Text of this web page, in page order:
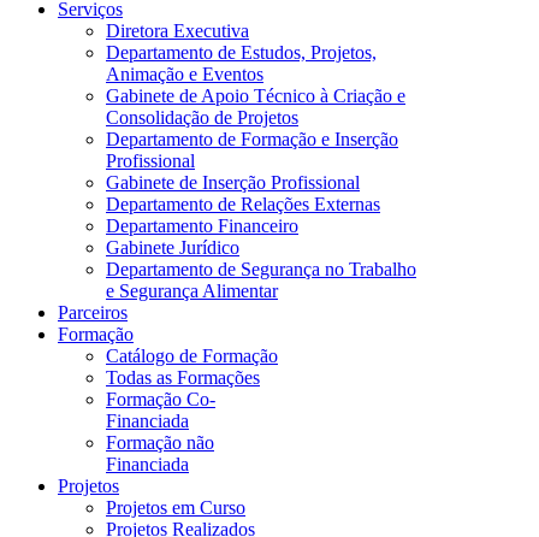
Serviços
Diretora Executiva
Departamento de Estudos, Projetos,
Animação e Eventos
Gabinete de Apoio Técnico à Criação e
Consolidação de Projetos
Departamento de Formação e Inserção
Profissional
Gabinete de Inserção Profissional
Departamento de Relações Externas
Departamento Financeiro
Gabinete Jurídico
Departamento de Segurança no Trabalho
e Segurança Alimentar
Parceiros
Formação
Catálogo de Formação
Todas as Formações
Formação Co-
Financiada
Formação não
Financiada
Projetos
Projetos em Curso
Projetos Realizados